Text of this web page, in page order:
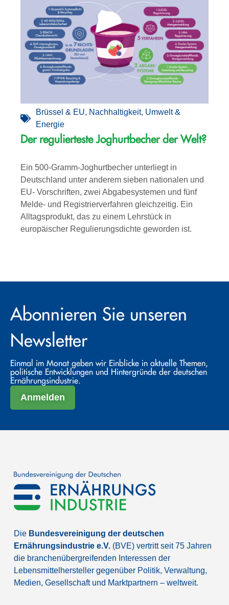
Brüssel & EU, Nachhaltigkeit, Umwelt &
Energie
Der regulierteste Joghurtbecher der Welt?
Ein 500-Gramm-Joghurtbecher unterliegt in
Deutschland unter anderem sieben nationalen und
EU- Vorschriften, zwei Abgabesystemen und fünf
Melde- und Registrierverfahren gleichzeitig. Ein
Alltagsprodukt, das zu einem Lehrstück in
europäischer Regulierungsdichte geworden ist.
Abonnieren Sie unseren
Newsletter
Einmal im Monat geben wir Einblicke in aktuelle Themen,
politische Entwicklungen und Hintergründe der deutschen
Ernährungsindustrie.
Anmelden
Die Bundesvereinigung der deutschen
Ernährungsindustrie e.V. (BVE) vertritt seit 75 Jahren
die branchenübergreifenden Interessen der
Lebensmittelhersteller gegenüber Politik, Verwaltung,
Medien, Gesellschaft und Marktpartnern – weltweit.